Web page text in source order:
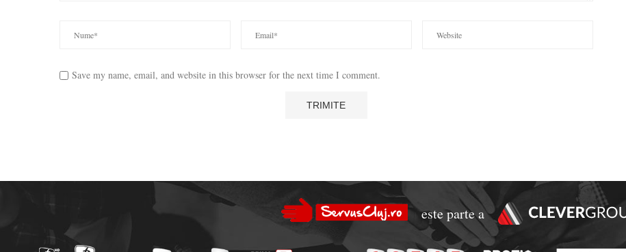
Save my name, email, and website in this browser for the next time I comment.
este parte a